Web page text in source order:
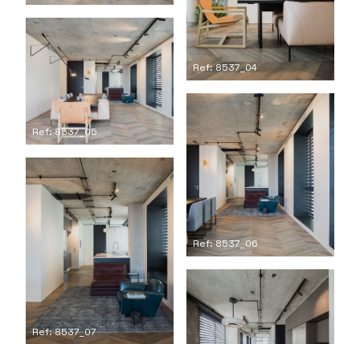
Ref: 8537_04
Ref: 8537_05
Ref: 8537_06
Ref: 8537_07